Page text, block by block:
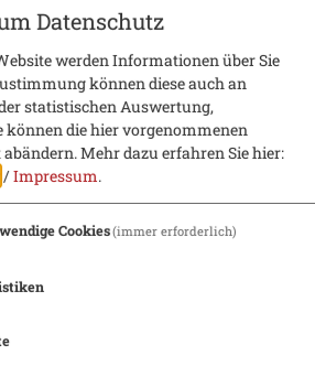
Datenschutz
werden Informationen über Sie
können diese auch an
statistischen Auswertung,
können die hier vorgenommenen
Mehr dazu erfahren Sie hier:
/Impressum.
Cookies(immer erforderlich)